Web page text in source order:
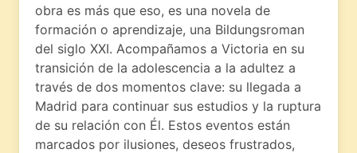
obra es más que eso, es una novela de
formación o aprendizaje, una Bildungsroman
del siglo XXI. Acompañamos a Victoria en su
transición de la adolescencia a la adultez a
través de dos momentos clave: su llegada a
Madrid para continuar sus estudios y la ruptura
de su relación con Él. Estos eventos están
marcados por ilusiones, deseos frustrados,